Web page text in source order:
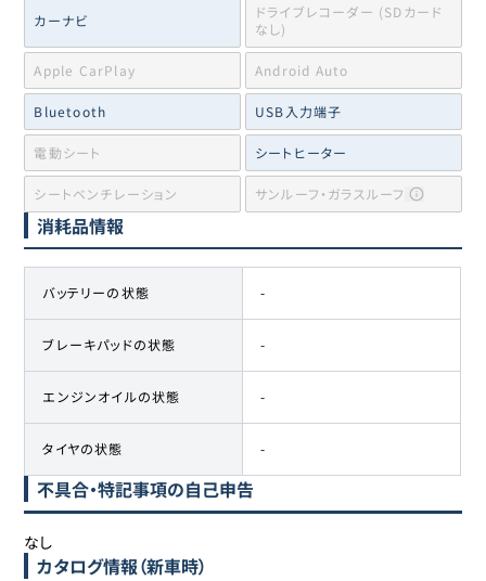
カーナビ
ドライブレコーダー (SDカード
なし)
Apple CarPlay Android Auto
Bluetooth USB入力端子
電動シート シートヒーター
シートベンチレーション サンルーフ・ガラスルーフ
消耗品情報
バッテリーの状態 -
ブレーキパッドの状態 -
エンジンオイルの状態 -
タイヤの状態 -
不具合・特記事項の自己申告
なし
カタログ情報（新車時）